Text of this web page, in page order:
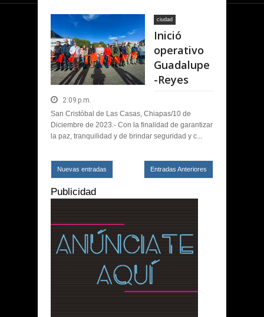
ciudad
Inició
operativo
Guadalupe
-Reyes
2:09 p.m.
San Cristóbal de Las Casas, Chiapas/10 de
Diciembre de 2023.- Con la finalidad de garantizar
la paz, tranquilidad y de brindar seguridad y c...
Nuevas entradas Entradas Anteriores
Publicidad